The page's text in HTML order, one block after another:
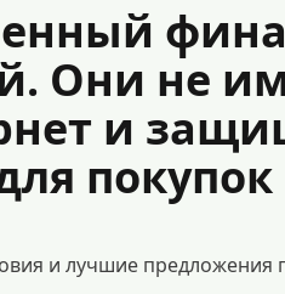
Они не
и
покупок
и лучшие